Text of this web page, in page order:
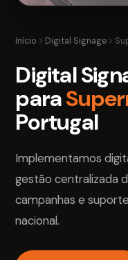
Início Digital Signage
Digital
para
Portugal
Implementamos
gestão centralizada
campanhas e
nacional.